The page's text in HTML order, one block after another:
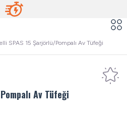
SPAS 15 Şarjörlü/Pompalı Av Tüfeği
Av Tüfeği